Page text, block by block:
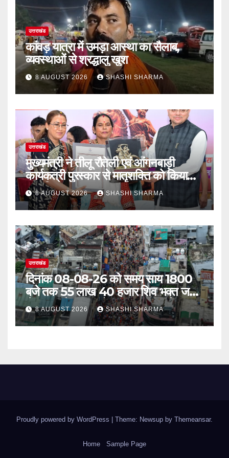
उत्तराखंड
कांवड़ यात्रा में उमड़ा आस्था का सैलाब,
व्यवस्थाओं से श्रद्धालु खुश
8 AUGUST 2026 SHASHI SHARMA
उत्तराखंड
मुख्यमंत्री ने तीलू रौतेली एवं आंगनबाड़ी
कार्यकत्री पुरस्कार से मातृशक्ति को किया
सम्मानित
8 AUGUST 2026 SHASHI SHARMA
उत्तराखंड
दिनांक 08-08-26 को समय साय 1800
बजे तक 55 लाख 40 हजार शिव भक्त जल
लेकर अपने गंतव्य को प्रस्थान कर चुके
8 AUGUST 2026 SHASHI SHARMA
Proudly powered by WordPress Theme: Newsup by Themeansar.
Home Sample Page